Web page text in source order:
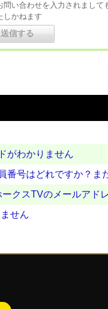
問い合わせを入力されまして
しかねます
がわかりません
番号はどれですか？ま
クスTVのメールアド
せん